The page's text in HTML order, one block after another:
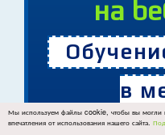
Мы используем файлы cookie, чтобы вы могли
впечатления от использования нашего сайта.
МЕГА-
на